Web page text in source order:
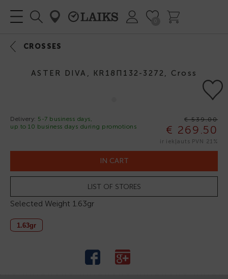
CROSSES
ASTER DIVA, KR18П132-3272, Cross
-50%
Delivery: 5-7 business days,
up to 10 business days during promotions
€ 539.00
€ 269.50
ir iekļauts PVN 21%
IN CART
LIST OF STORES
Selected Weight 1.63gr
1.63gr